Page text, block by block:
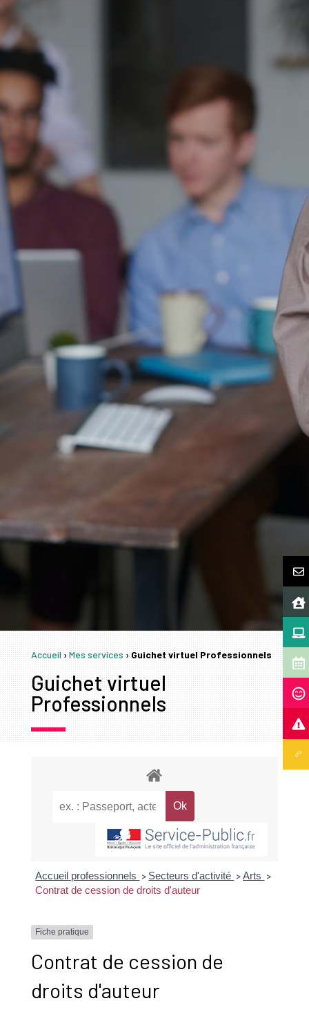
Accueil›Mes services›Guichet virtuel Professionnels
Guichet virtuel
Professionnels
Accueil professionnels > Secteurs d'activité > Arts >
Contrat de cession de droits d'auteur
Fiche pratique
Contrat de cession de
droits d'auteur